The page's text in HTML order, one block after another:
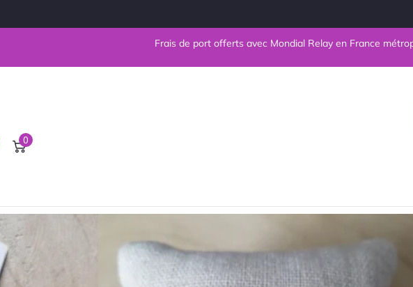
Frais de port offerts avec Mondial Relay en France
0
Bracelet en petits
Sodalite